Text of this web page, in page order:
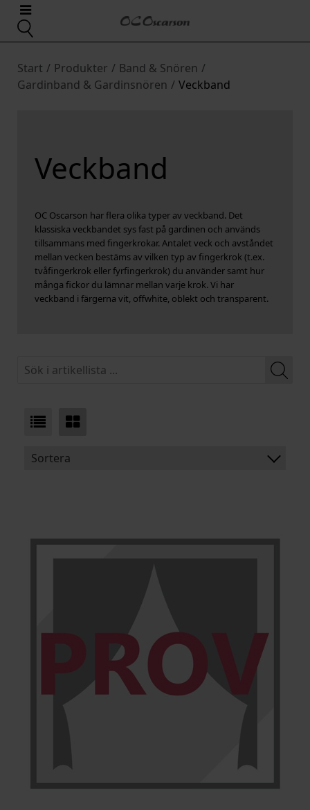
Start / Produkter / Band & Snören /
Gardinband & Gardinsnören / Veckband
Veckband
OC Oscarson har flera olika typer av veckband. Det
klassiska veckbandet sys fast på gardinen och används
tillsammans med fingerkrokar. Antalet veck och avståndet
mellan vecken bestäms av vilken typ av fingerkrok (t.ex.
tvåfingerkrok eller fyrfingerkrok) du använder samt hur
många fickor du lämnar mellan varje krok. Vi har
veckband i färgerna vit, offwhite, oblekt och transparent.
Sortera
LÄNGD
ARTIKELKOD: